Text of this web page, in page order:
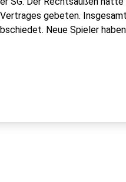
gebeten.
Neue Spieler